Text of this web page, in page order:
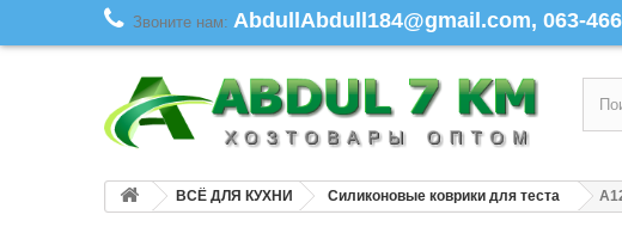
Звоните нам: AbdullAbdull184@gmail.com, 063-
ВСЁ ДЛЯ КУХНИ Силиконовые коврики для теста